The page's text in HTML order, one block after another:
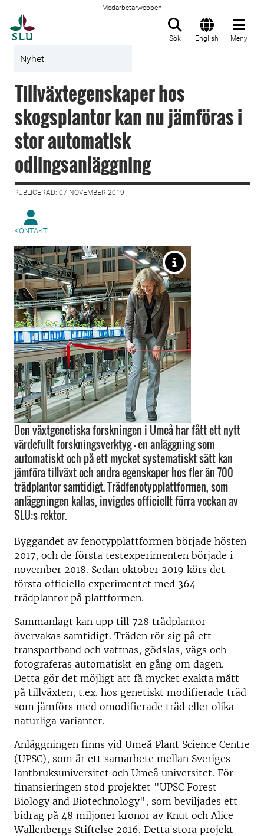
Medarbetarwebben
Sök English Meny
Nyhet
Tillväxtegenskaper hos
skogsplantor kan nu jämföras i
stor automatisk
odlingsanläggning
PUBLICERAD: 07 NOVEMBER 2019
KONTAKT
Den växtgenetiska forskningen i Umeå har fått ett nytt
värdefullt forskningsverktyg – en anläggning som
automatiskt och på ett mycket systematiskt sätt kan
jämföra tillväxt och andra egenskaper hos fler än 700
trädplantor samtidigt. Trädfenotypplattformen, som
anläggningen kallas, invigdes officiellt förra veckan av
SLU:s rektor.
Byggandet av fenotypplattformen började hösten
2017, och de första testexperimenten började i
november 2018. Sedan oktober 2019 körs det
första officiella experimentet med 364
trädplantor på plattformen.
Sammanlagt kan upp till 728 trädplantor
övervakas samtidigt. Träden rör sig på ett
transportband och vattnas, gödslas, vägs och
fotograferas automatiskt en gång om dagen.
Detta gör det möjligt att få mycket exakta mått
på tillväxten, t.ex. hos genetiskt modifierade träd
som jämförs med omodifierade träd eller olika
naturliga varianter.
Anläggningen finns vid Umeå Plant Science Centre
(UPSC), som är ett samarbete mellan Sveriges
lantbruksuniversitet och Umeå universitet. För
finansieringen stod projektet "UPSC Forest
Biology and Biotechnology", som beviljades ett
bidrag på 48 miljoner kronor av Knut och Alice
Wallenbergs Stiftelse 2016. Detta stora projekt